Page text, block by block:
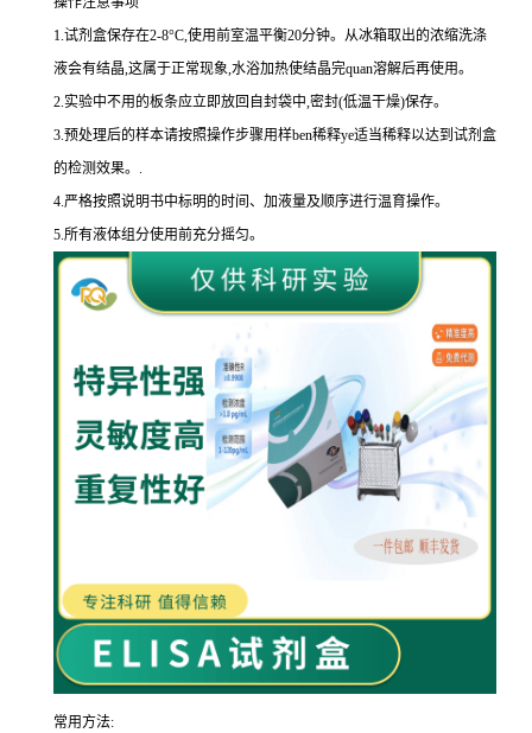
1.试剂盒保存在2-8°C,使用前室温平衡20分钟。从冰箱取出的浓缩洗涤
液会有结晶,这属于正常现象,水浴加热使结晶完quan溶解后再使用。
2.实验中不用的板条应立即放回自封袋中,密封(低温干燥)保存。
3.预处理后的样本请按照操作步骤用样ben稀释ye适当稀释以达到试剂盒
的检测效果。 .
4.严格按照说明书中标明的时间、加液量及顺序进行温育操作。
5.所有液体组分使用前充分摇匀。
常用方法: